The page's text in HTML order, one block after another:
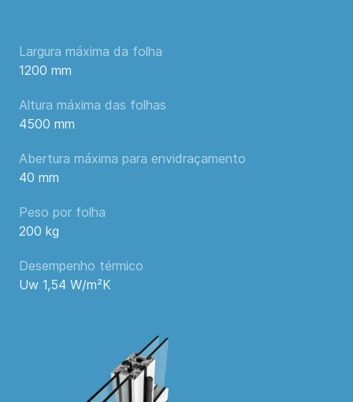
Largura máxima da folha
1200 mm
Altura máxima das folhas
4500 mm
Abertura máxima para envidraçamento
40 mm
Peso por folha
200 kg
Desempenho térmico
Uw 1,54 W/m²K